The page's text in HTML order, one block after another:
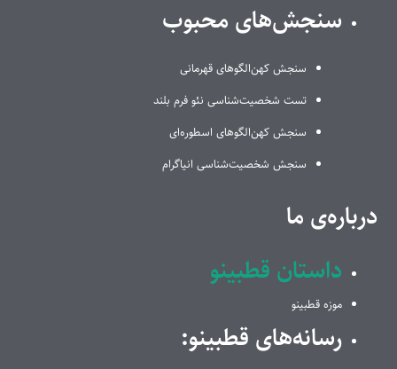
سنجش‌های محبوب
سنجش کهن‌الگوهای قهرمانی
تست شخصیت‌شناسی نئو فرم بلند
سنجش کهن‌الگوهای اسطوره‌ای
سنجش شخصیت‌شناسی انیاگرام
درباره‌ی ما
داستان قطبینو
موزه قطبینو
رسانه‌های قطبینو: